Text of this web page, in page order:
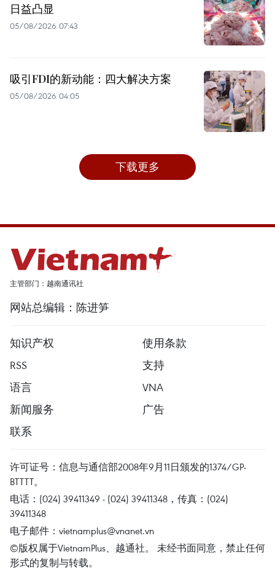
日益凸显
05/08/2026 07:43
吸引FDI的新动能：四大解决方案
05/08/2026 04:05
下载更多
主管部门：越南通讯社
网站总编辑：陈进笋
知识产权
使用条款
RSS
支持
语言
VNA
新闻服务
广告
联系
许可证号：信息与通信部2008年9月11日颁发的1374/GP-
BTTTT。
电话：(024) 39411349 - (024) 39411348，传真：(024)
39411348
电子邮件： vietnamplus@vnanet.vn
©版权属于VietnamPlus、越通社。 未经书面同意，禁止任何
形式的复制与转载。